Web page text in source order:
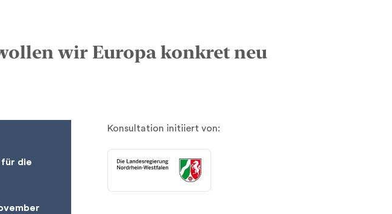
wir Europa konkret neu
für die
Konsultation initiiert von: